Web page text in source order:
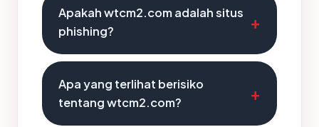
Apakah wtcm2.com adalah situs
phishing?
Apa yang terlihat berisiko
tentang wtcm2.com?